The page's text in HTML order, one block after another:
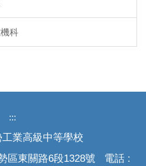
科
:::
業高級中等學校
區東關路6段1328號 電話 :